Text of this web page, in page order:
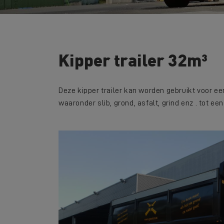
Kipper trailer 32m³
Deze kipper trailer kan worden gebruikt voor
waaronder slib, grond, asfalt, grind enz . tot